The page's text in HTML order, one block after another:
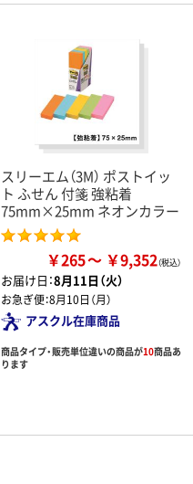
スリーエム（3M） ポストイッ
ト ふせん 付箋 強粘着
75mm×25mm ネオンカラー
￥265 ￥9,352
お届け日：8月11日（火）
お急ぎ便：8月10日（月）
アスクル在庫商品
商品タイプ・販売単位違いの商品が10商品あ
ります